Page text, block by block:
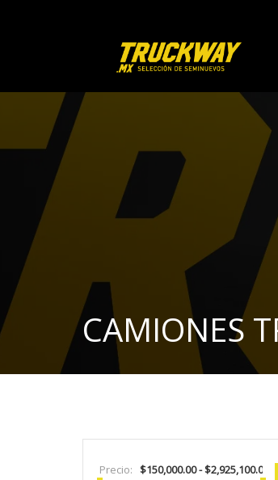
CAMIONES
Precio: